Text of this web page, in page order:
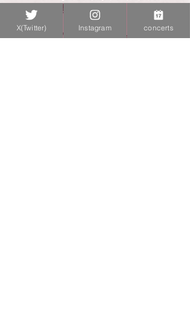
ただけると思います😎
ぜひお手に取って聴いてください！
X(Twitter) Instagram concerts